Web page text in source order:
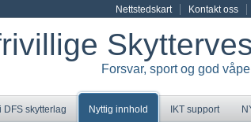
Nettstedskart Kontakt oss
Forsvar, sport og god
DFS skytterlag Nyttig innhold IKT support